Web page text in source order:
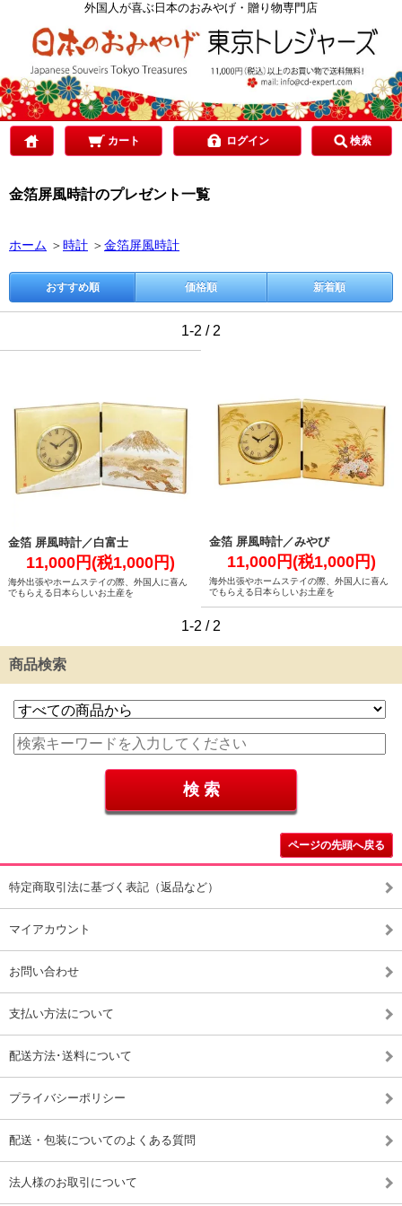
外国人が喜ぶ日本のおみやげ・贈り物専門店
カート ログイン 検索
金箔屏風時計のプレゼント一覧
ホーム ＞時計 ＞金箔屏風時計
おすすめ順 価格順 新着順
1-2 / 2
金箔 屏風時計／白富士
11,000円(税1,000円)
海外出張やホームステイの際、外国人に喜ん
でもらえる日本らしいお土産を
金箔 屏風時計／みやび
11,000円(税1,000円)
海外出張やホームステイの際、外国人に喜ん
でもらえる日本らしいお土産を
1-2 / 2
商品検索
ページの先頭へ戻る
特定商取引法に基づく表記（返品など）
マイアカウント
お問い合わせ
支払い方法について
配送方法･送料について
プライバシーポリシー
配送・包装についてのよくある質問
法人様のお取引について
ご予算で選ぶ
贈り先で選ぶ
目的で選ぶ